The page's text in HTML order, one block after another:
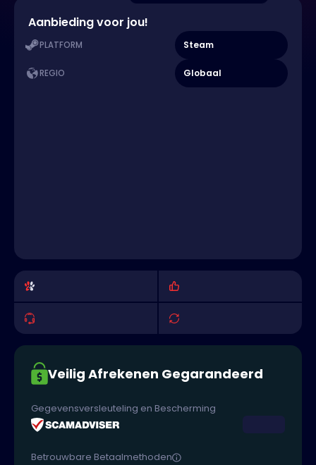
Aanbieding voor jou!
PLATFORM Steam
REGIO Globaal
Veilig Afrekenen Gegarandeerd
Gegevensversleuteling en Bescherming
Betrouwbare Betaalmethoden